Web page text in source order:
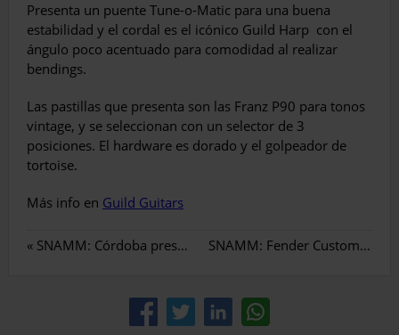
Presenta un puente Tune-o-Matic para una buena
estabilidad y el cordal es el icónico Guild Harp con el
ángulo poco acentuado para comodidad al realizar
bendings.
Las pastillas que presenta son las Franz P90 para tonos
vintage, y se seleccionan con un selector de 3
posiciones. El hardware es dorado y el golpeador de
tortoise.
Más info en Guild Guitars
« SNAMM: Córdoba presenta la C5 CET Limited SNAMM: Fender Custom Shop presenta la Stevie Ray Vaughan